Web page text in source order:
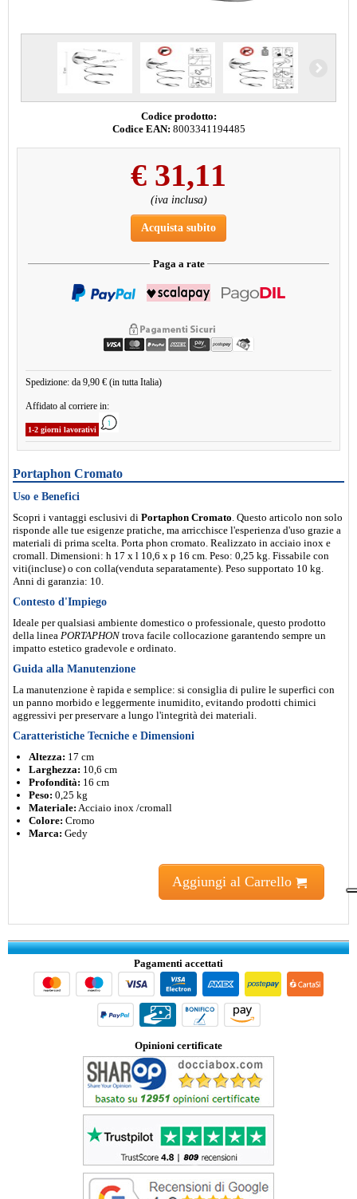
Codice prodotto:
Codice EAN: 8003341194485
€ 31,11
(iva inclusa)
Acquista subito
Paga a rate
Spedizione: da 9,90 € (in tutta Italia)
Affidato al corriere in:
1-2 giorni lavorativi
Portaphon Cromato
Uso e Benefici
Scopri i vantaggi esclusivi di Portaphon Cromato. Questo articolo non solo
risponde alle tue esigenze pratiche, ma arricchisce l'esperienza d'uso grazie a
materiali di prima scelta. Porta phon cromato. Realizzato in acciaio inox e
cromall. Dimensioni: h 17 x l 10,6 x p 16 cm. Peso: 0,25 kg. Fissabile con
viti(incluse) o con colla(venduta separatamente). Peso supportato 10 kg.
Anni di garanzia: 10.
Contesto d'Impiego
Ideale per qualsiasi ambiente domestico o professionale, questo prodotto
della linea PORTAPHON trova facile collocazione garantendo sempre un
impatto estetico gradevole e ordinato.
Guida alla Manutenzione
La manutenzione è rapida e semplice: si consiglia di pulire le superfici con
un panno morbido e leggermente inumidito, evitando prodotti chimici
aggressivi per preservare a lungo l'integrità dei materiali.
Caratteristiche Tecniche e Dimensioni
Altezza: 17 cm
Larghezza: 10,6 cm
Profondità: 16 cm
Peso: 0,25 kg
Materiale: Acciaio inox /cromall
Colore: Cromo
Marca: Gedy
Aggiungi al Carrello
Pagamenti accettati
Opinioni certificate